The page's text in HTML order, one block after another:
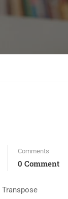
Comments
0 Comment
Transpose